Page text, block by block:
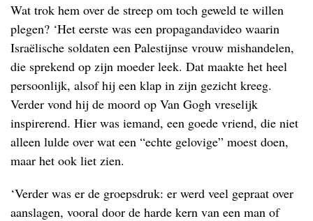
Wat trok hem over de streep om toch geweld te willen
plegen? ‘Het eerste was een propagandavideo waarin
Israëlische soldaten een Palestijnse vrouw mishandelen,
die sprekend op zijn moeder leek. Dat maakte het heel
persoonlijk, alsof hij een klap in zijn gezicht kreeg.
Verder vond hij de moord op Van Gogh vreselijk
inspirerend. Hier was iemand, een goede vriend, die niet
alleen lulde over wat een “echte gelovige” moest doen,
maar het ook liet zien.
‘Verder was er de groepsdruk: er werd veel gepraat over
aanslagen, vooral door de harde kern van een man of